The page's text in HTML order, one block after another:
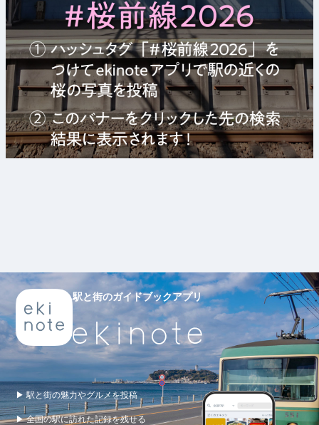
駅と街のガイドブックアプリ
▶ 駅と街の魅力やグルメを投稿
▶ 全国の駅に訪れた記録を残せる